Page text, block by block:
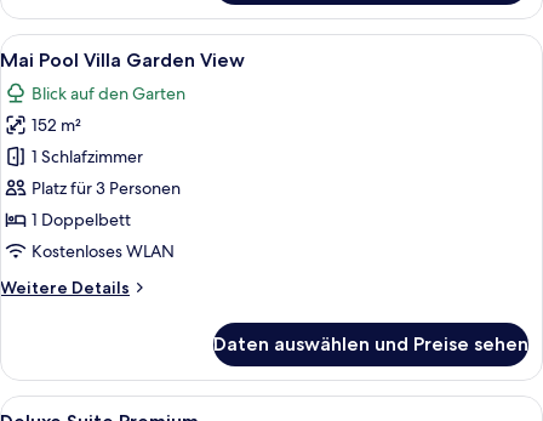
Villa
Garden
View
Alle
Fotos
für
Mai
Pool
Villa
Garden
View
Ein modernes Hotelzimmer mit
6
Mai Pool Villa Garden View
Blick auf den Garten
152 m²
1 Schlafzimmer
Platz für 3 Personen
1 Doppelbett
Kostenloses WLAN
Weitere Details
Weitere
Pool
Villa
Daten auswählen und Preise sehen
Alle
Ein Hotelzimmer mit einem großen